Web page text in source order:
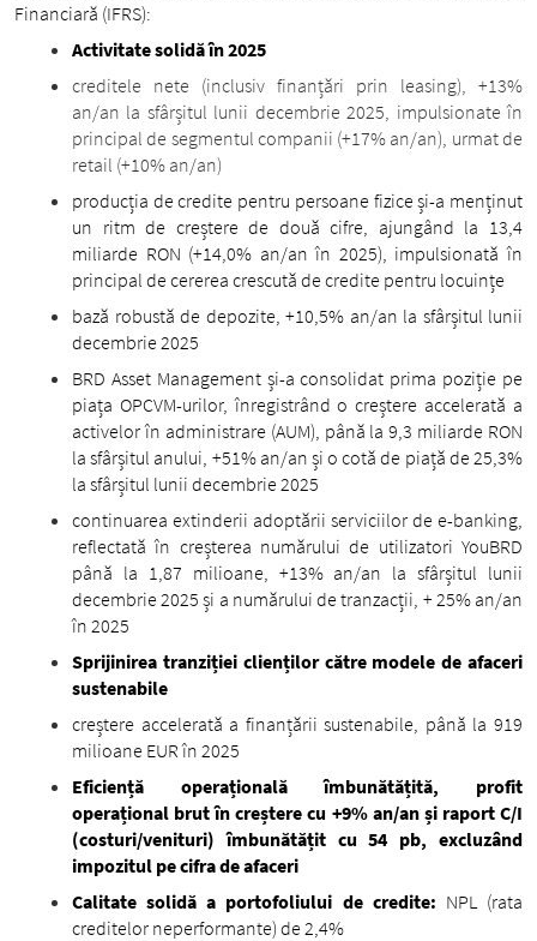
Financiară (IFRS):
Activitate solidă în 2025
creditele nete (inclusiv finanțări prin leasing), +13%
an/an la sfârșitul lunii decembrie 2025, impulsionate în
principal de segmentul companii (+17% an/an), urmat de
retail (+10% an/an)
producția de credite pentru persoane fizice și-a menținut
un ritm de creștere de două cifre, ajungând la 13,4
miliarde RON (+14,0% an/an în 2025), impulsionată în
principal de cererea crescută de credite pentru locuințe
bază robustă de depozite, +10,5% an/an la sfârșitul lunii
decembrie 2025
BRD Asset Management și-a consolidat prima poziție pe
piața OPCVM-urilor, înregistrând o creștere accelerată a
activelor în administrare (AUM), până la 9,3 miliarde RON
la sfârșitul anului, +51% an/an și o cotă de piață de 25,3%
la sfârșitul lunii decembrie 2025
continuarea extinderii adoptării serviciilor de e-banking,
reflectată în creșterea numărului de utilizatori YouBRD
până la 1,87 milioane, +13% an/an la sfârșitul lunii
decembrie 2025 și a numărului de tranzacții, + 25% an/an
în 2025
Sprijinirea tranziției clienților către modele de afaceri
sustenabile
creștere accelerată a finanțării sustenabile, până la 919
milioane EUR în 2025
Eficiență operațională îmbunătățită, profit
operațional brut în creștere cu +9% an/an și raport C/I
(costuri/venituri) îmbunătățit cu 54 pb, excluzând
impozitul pe cifra de afaceri
Calitate solidă a portofoliului de credite: NPL (rata
creditelor neperformante) de 2,4%